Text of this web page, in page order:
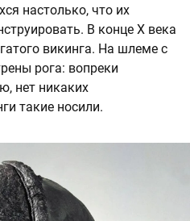
настолько, что их
В конце X века
викинга. На шлеме с
рога: вопреки
нет никаких
такие носили.